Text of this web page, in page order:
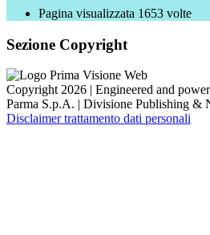
Pagina visualizzata 1653 volte
Sezione Copyright
Copyright 2026 | Engineered and
Parma S.p.A. | Divisione Publishing &
Disclaimer trattamento dati personali